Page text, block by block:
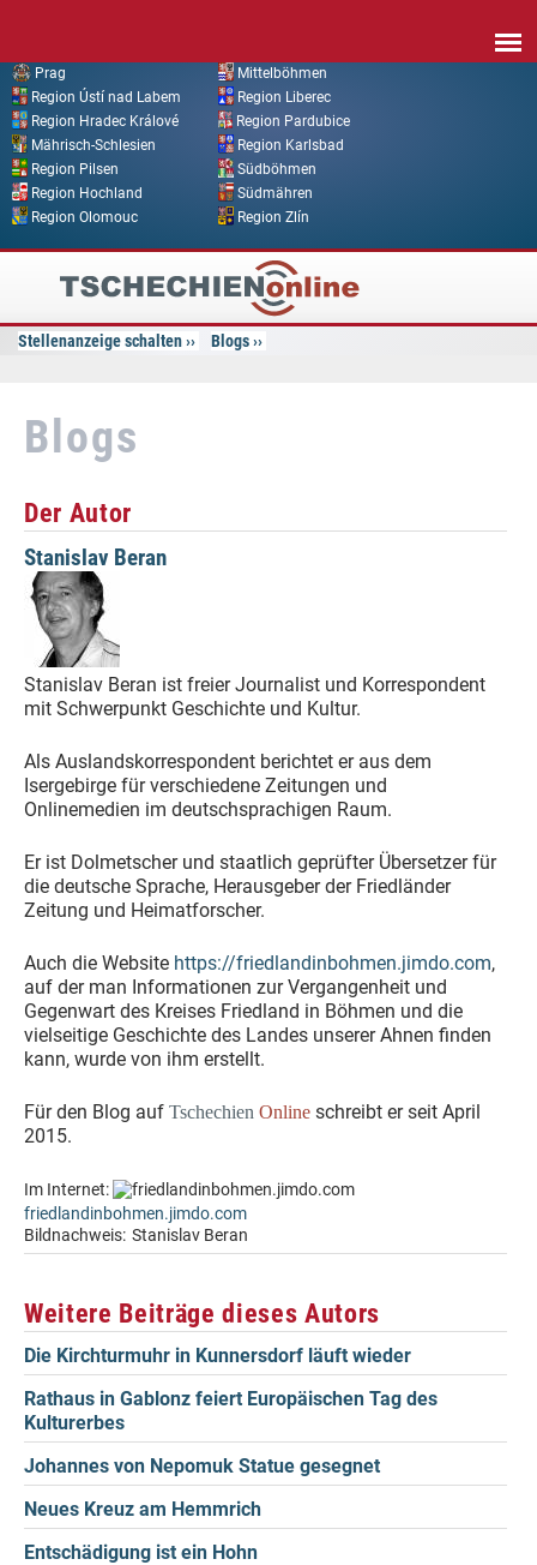
Prag
Mittelböhmen
Region Ústí nad Labem
Region Liberec
Region Hradec Králové
Region Pardubice
Mährisch-Schlesien
Region Karlsbad
Region Pilsen
Südböhmen
Region Hochland
Südmähren
Region Olomouc
Region Zlín
Tschechien
Online
Stellenanzeige schalten Blogs
Blogs
Der Autor
Stanislav Beran
Stanislav Beran ist freier Journalist und Korrespondent
mit Schwerpunkt Geschichte und Kultur.
Als Auslandskorrespondent berichtet er aus dem
Isergebirge für verschiedene Zeitungen und
Onlinemedien im deutschsprachigen Raum.
Er ist Dolmetscher und staatlich geprüfter Übersetzer für
die deutsche Sprache, Herausgeber der Friedländer
Zeitung und Heimatforscher.
Auch die Website https://friedlandinbohmen.jimdo.com,
auf der man Informationen zur Vergangenheit und
Gegenwart des Kreises Friedland in Böhmen und die
vielseitige Geschichte des Landes unserer Ahnen finden
kann, wurde von ihm erstellt.
Für den Blog auf Tschechien Online schreibt er seit April
2015.
Im Internet:
friedlandinbohmen.jimdo.com
Bildnachweis: Stanislav Beran
Weitere Beiträge dieses Autors
Die Kirchturmuhr in Kunnersdorf läuft wieder
Rathaus in Gablonz feiert Europäischen Tag des
Kulturerbes
Johannes von Nepomuk Statue gesegnet
Neues Kreuz am Hemmrich
Entschädigung ist ein Hohn